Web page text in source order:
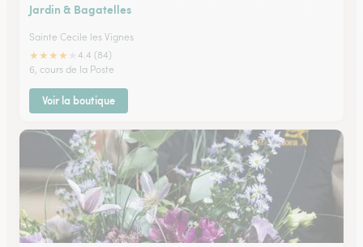
Jardin & Bagatelles
Sainte Cecile les Vignes
★★★★
4.4 (84)
6, cours de la Poste
Voir la boutique